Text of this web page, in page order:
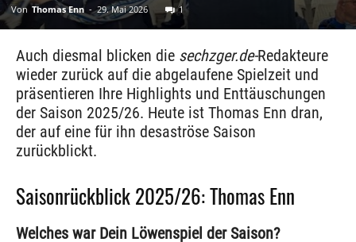
Von Thomas Enn - 29. Mai 2026 1
Auch diesmal blicken die sechzger.de-Redakteure
wieder zurück auf die abgelaufene Spielzeit und
präsentieren Ihre Highlights und Enttäuschungen
der Saison 2025/26. Heute ist Thomas Enn dran,
der auf eine für ihn desaströse Saison
zurückblickt.
Saisonrückblick 2025/26: Thomas Enn
Welches war Dein Löwenspiel der Saison?